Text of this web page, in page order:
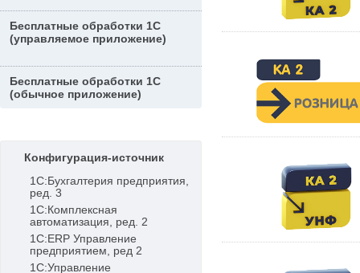
Бесплатные обработки 1С
(управляемое приложение)
Бесплатные обработки 1С
(обычное приложение)
Конфигурация-источник
1С:Бухгалтерия предприятия,
ред. 3
1С:Комплексная
автоматизация, ред. 2
1С:ERP Управление
предприятием, ред 2
1С:Управление